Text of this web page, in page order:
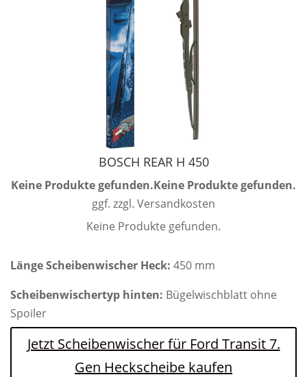
BOSCH REAR H 450
Keine Produkte gefunden.Keine Produkte gefunden.
ggf. zzgl. Versandkosten
Keine Produkte gefunden.
Länge Scheibenwischer Heck: 450 mm
Scheibenwischertyp hinten: Bügelwischblatt ohne
Spoiler
Jetzt Scheibenwischer für Ford Transit 7.
Gen Heckscheibe kaufen